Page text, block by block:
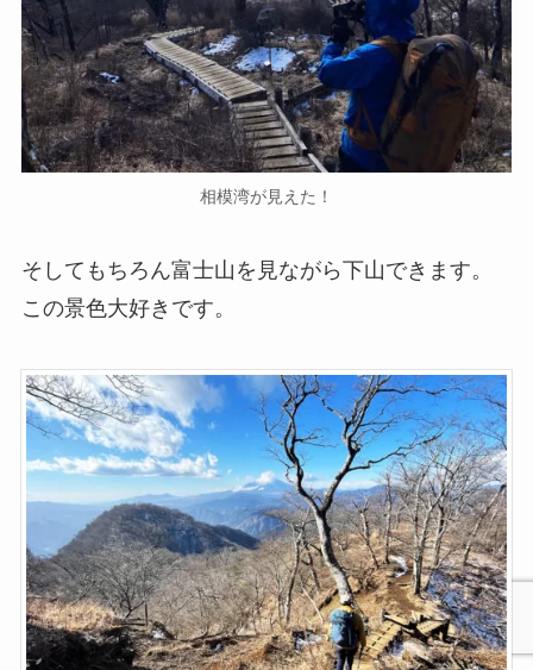
相模湾が見えた！
そしてもちろん富士山を見ながら下山できます。
この景色大好きです。